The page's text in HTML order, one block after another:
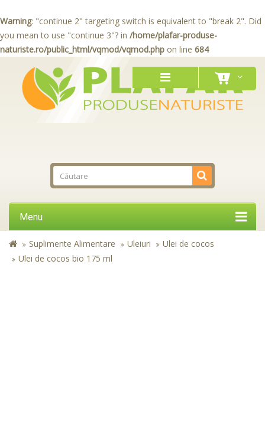
Warning: "continue 2" targeting switch is equivalent to "break 2". Did
you mean to use "continue 3"? in /home/plafar-produse-
naturiste.ro/public_html/vqmod/vqmod.php on line 684
Menu
Suplimente Alimentare Uleiuri
Ulei de cocos
Ulei de cocos bio 175 ml